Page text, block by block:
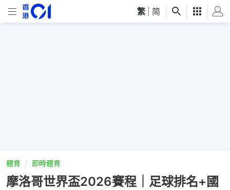
繁 简
體育 即時體育
摩洛哥世界盃2026賽程｜足球排名+國